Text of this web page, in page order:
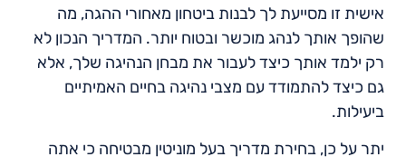
אישית זו מסייעת לך לבנות ביטחון מאחורי ההגה, מה
שהופך אותך לנהג מוכשר ובטוח יותר. המדריך הנכון לא
רק ילמד אותך כיצד לעבור את מבחן הנהיגה שלך, אלא
גם כיצד להתמודד עם מצבי נהיגה בחיים האמיתיים
ביעילות.
יתר על כן, בחירת מדריך בעל מוניטין מבטיחה כי אתה